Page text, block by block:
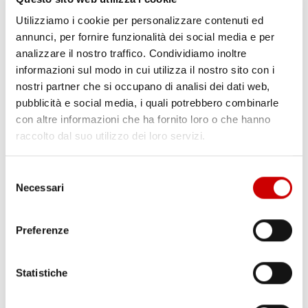
Utilizziamo i cookie per personalizzare contenuti ed
annunci, per fornire funzionalità dei social media e per
analizzare il nostro traffico. Condividiamo inoltre
informazioni sul modo in cui utilizza il nostro sito con i
nostri partner che si occupano di analisi dei dati web,
pubblicità e social media, i quali potrebbero combinarle
con altre informazioni che ha fornito loro o che hanno
raccolto dal suo utilizzo dei loro servizi.
delNecessari
Preferenze
Statistiche
POLITANO: “PECCATO PER IL GOL PRESO NEL
FINALE! LA BATTUTA DI CONTE? LA ACCETTIAMO,
Emanuela Castelli